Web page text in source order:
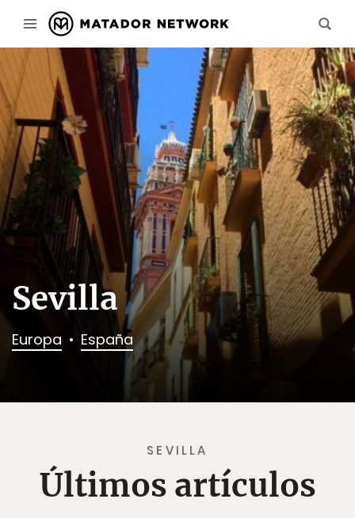
Sevilla
Europa España
SEVILLA
Últimos artículos